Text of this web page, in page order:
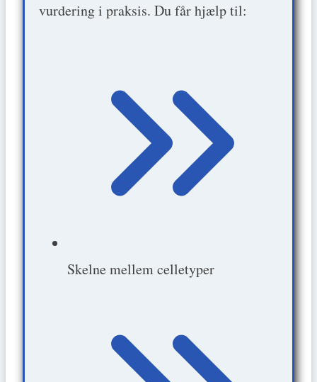
vurdering i praksis. Du får hjælp til:
Skelne mellem celletyper